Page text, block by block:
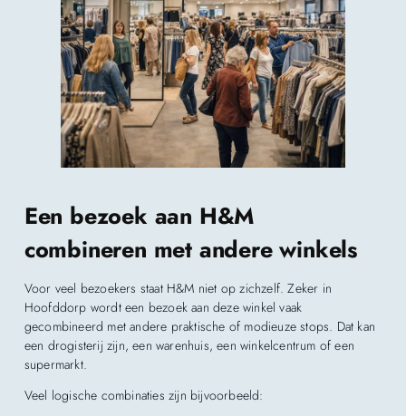
Een bezoek aan H&M
combineren met andere winkels
Voor veel bezoekers staat H&M niet op zichzelf. Zeker in
Hoofddorp wordt een bezoek aan deze winkel vaak
gecombineerd met andere praktische of modieuze stops. Dat kan
een drogisterij zijn, een warenhuis, een winkelcentrum of een
supermarkt.
Veel logische combinaties zijn bijvoorbeeld: